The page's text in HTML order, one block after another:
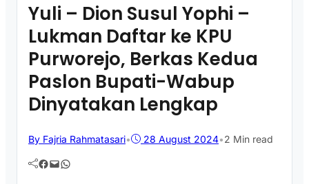
Yuli – Dion Susul Yophi –
Lukman Daftar ke KPU
Purworejo, Berkas Kedua
Paslon Bupati-Wabup
Dinyatakan Lengkap
By Fajria Rahmatasari• 28 August 2024•2 Min read
Facebook Mail WhatsApp